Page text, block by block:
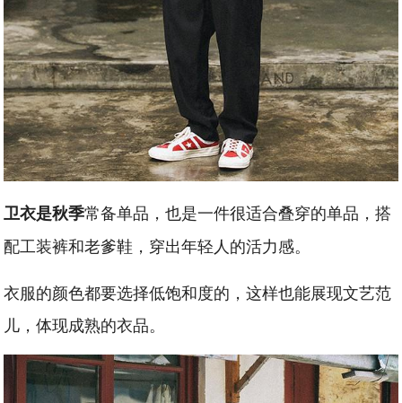
卫衣是秋季常备单品，也是一件很适合叠穿的单品，搭
配工装裤和老爹鞋，穿出年轻人的活力感。
衣服的颜色都要选择低饱和度的，这样也能展现文艺范
儿，体现成熟的衣品。